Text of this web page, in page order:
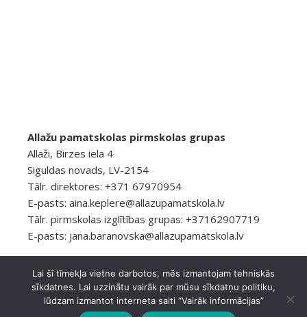
Allažu pamatskolas pirmskolas grupas
Allaži, Birzes iela 4
Siguldas novads, LV-2154
Tālr. direktores: +371 67970954
E-pasts: aina.keplere@allazupamatskola.lv
Tālr. pirmskolas izglītības grupas: +37162907719
E-pasts: jana.baranovska@allazupamatskola.lv
© 2026 Allažu pamatskolaPrivātuma politika
Lai šī tīmekļa vietne darbotos, mēs izmantojam tehniskās
sīkdatnes. Lai uzzinātu vairāk par mūsu sīkdatņu politiku,
lūdzam izmantot interneta saiti “Vairāk informācijas”